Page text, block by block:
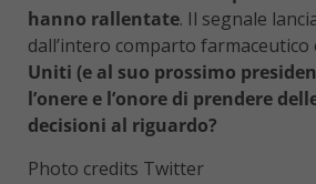
hanno rallentate. Il segnale
dall’intero comparto farmaceutico
Uniti (e al suo prossimo
l’onere e l’onore di prendere
decisioni al riguardo?
Photo credits Twitter